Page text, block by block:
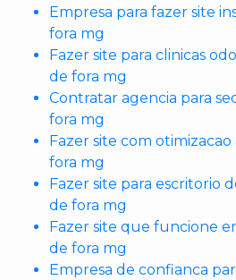
Empresa para fazer site
fora mg
Fazer site para clinicas
de fora mg
Contratar agencia para
fora mg
Fazer site com
fora mg
Fazer site para escritorio
de fora mg
Fazer site que funcione
de fora mg
Empresa de confianca